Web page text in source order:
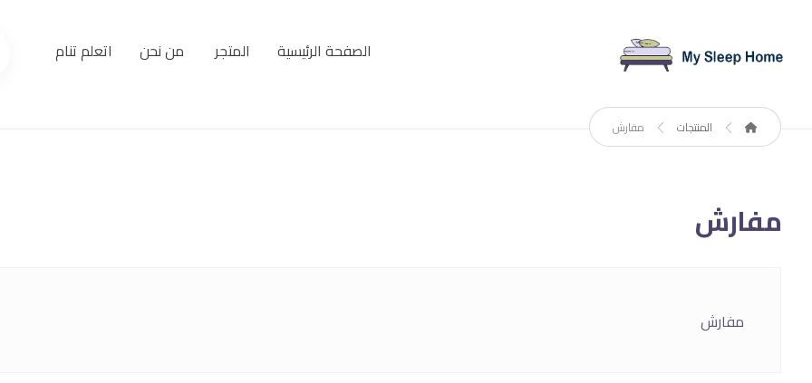
الصفحة الرئيسية المتجر من نحن اتعلم تنام
المنتجات مفارش
مفارش
مفارش